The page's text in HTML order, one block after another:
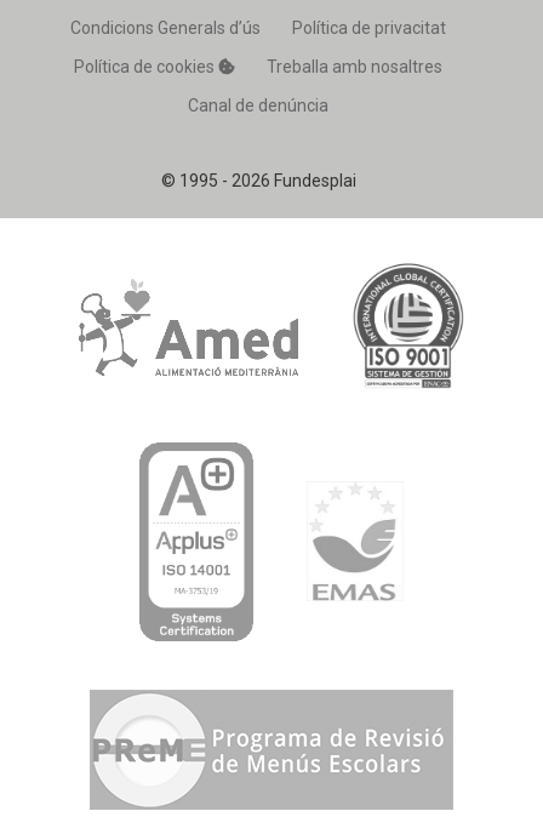
© 1995 - 2026 Fundesplai
Condicions Generals d’ús
Política de privacitat
Política de cookies
Treballa amb nosaltres
Canal de denúncia